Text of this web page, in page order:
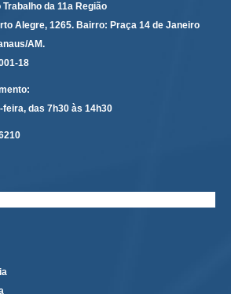
da 11a Região
Alegre, 1265. Bairro: Praça 14 de Janeiro
AM.
18
feira, das 7h30 às 14h30